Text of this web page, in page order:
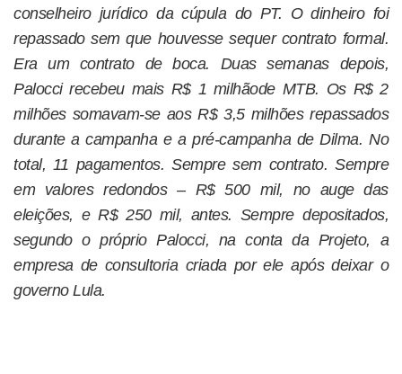
conselheiro jurídico da cúpula do PT. O dinheiro foi
repassado sem que houvesse sequer contrato formal.
Era um contrato de boca. Duas semanas depois,
Palocci recebeu mais R$ 1 milhãode MTB. Os R$ 2
milhões somavam-se aos R$ 3,5 milhões repassados
durante a campanha e a pré-campanha de Dilma. No
total, 11 pagamentos. Sempre sem contrato. Sempre
em valores redondos – R$ 500 mil, no auge das
eleições, e R$ 250 mil, antes. Sempre depositados,
segundo o próprio Palocci, na conta da Projeto, a
empresa de consultoria criada por ele após deixar o
governo Lula.